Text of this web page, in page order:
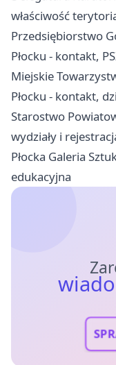
właściwość
Przedsiębiorstwo
Płocku - kontakt,
Miejskie
Płocku - kontakt,
Starostwo
wydziały i
Płocka Galeria
edukacyjna